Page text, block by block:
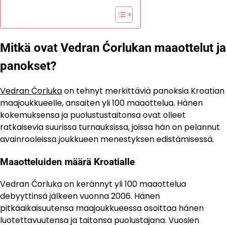
Mitkä ovat Vedran Ćorlukan maaottelut ja
panokset?
Vedran Ćorlukaon tehnyt merkittäviä panoksia Kroatian
maajoukkueelle, ansaiten yli 100 maaottelua. Hänen
kokemuksensa ja puolustustaitonsa ovat olleet
ratkaisevia suurissa turnauksissa, joissa hän on pelannut
avainrooleissa joukkueen menestyksen edistämisessä.
Maaotteluiden määrä Kroatialle
Vedran Ćorluka on kerännyt yli 100 maaottelua
debyyttinsä jälkeen vuonna 2006. Hänen
pitkäaikaisuutensa maajoukkueessa osoittaa hänen
luotettavuutensa ja taitonsa puolustajana. Vuosien